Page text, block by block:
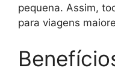
pequena. Assim,
para viagens